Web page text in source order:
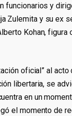
funcionarios y
Zulemita y su ex
Kohan, figura
oficial” al
libertaria, se
en un
el momento de